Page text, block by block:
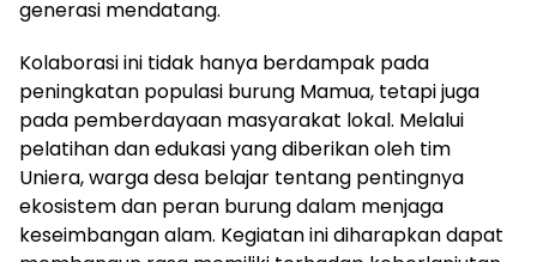
generasi mendatang.
Kolaborasi ini tidak hanya berdampak pada
peningkatan populasi burung Mamua, tetapi juga
pada pemberdayaan masyarakat lokal. Melalui
pelatihan dan edukasi yang diberikan oleh tim
Uniera, warga desa belajar tentang pentingnya
ekosistem dan peran burung dalam menjaga
keseimbangan alam. Kegiatan ini diharapkan dapat